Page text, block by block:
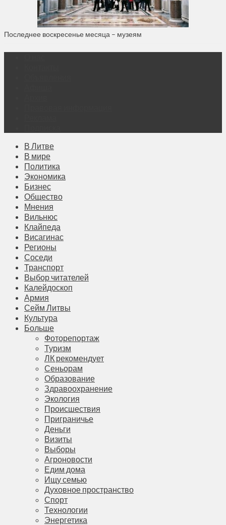
Последнее воскресенье месяца – музеям
В Литве
В мире
Политика
Экономика
Бизнес
Общество
Мнения
Вильнюс
Клайпеда
Висагинас
Регионы
Соседи
Транспорт
Выбор читателей
Калейдоскоп
Армия
Сейм Литвы
Культура
Больше
Фоторепортаж
Туризм
ЛК рекомендует
Сеньорам
Образование
Здравоохранение
Экология
Происшествия
Приграничье
Деньги
Визиты
Выборы
Агроновости
Едим дома
Ищу семью
Духовное пространство
Спорт
Технологии
Энергетика